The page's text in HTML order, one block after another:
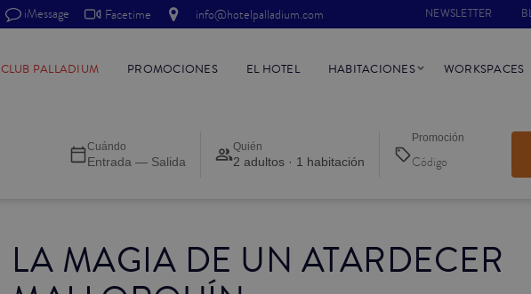
LA MAGIA DE UN ATARDECER
iMessage Facetime info@hotelpalladium.com NEWSLETTER
CLUB PALLADIUM PROMOCIONES EL HOTEL HABITACIONES WORKSPACES
Cuándo
Entrada — Salida
Quién
2 adultos · 1 habitación
Promoción